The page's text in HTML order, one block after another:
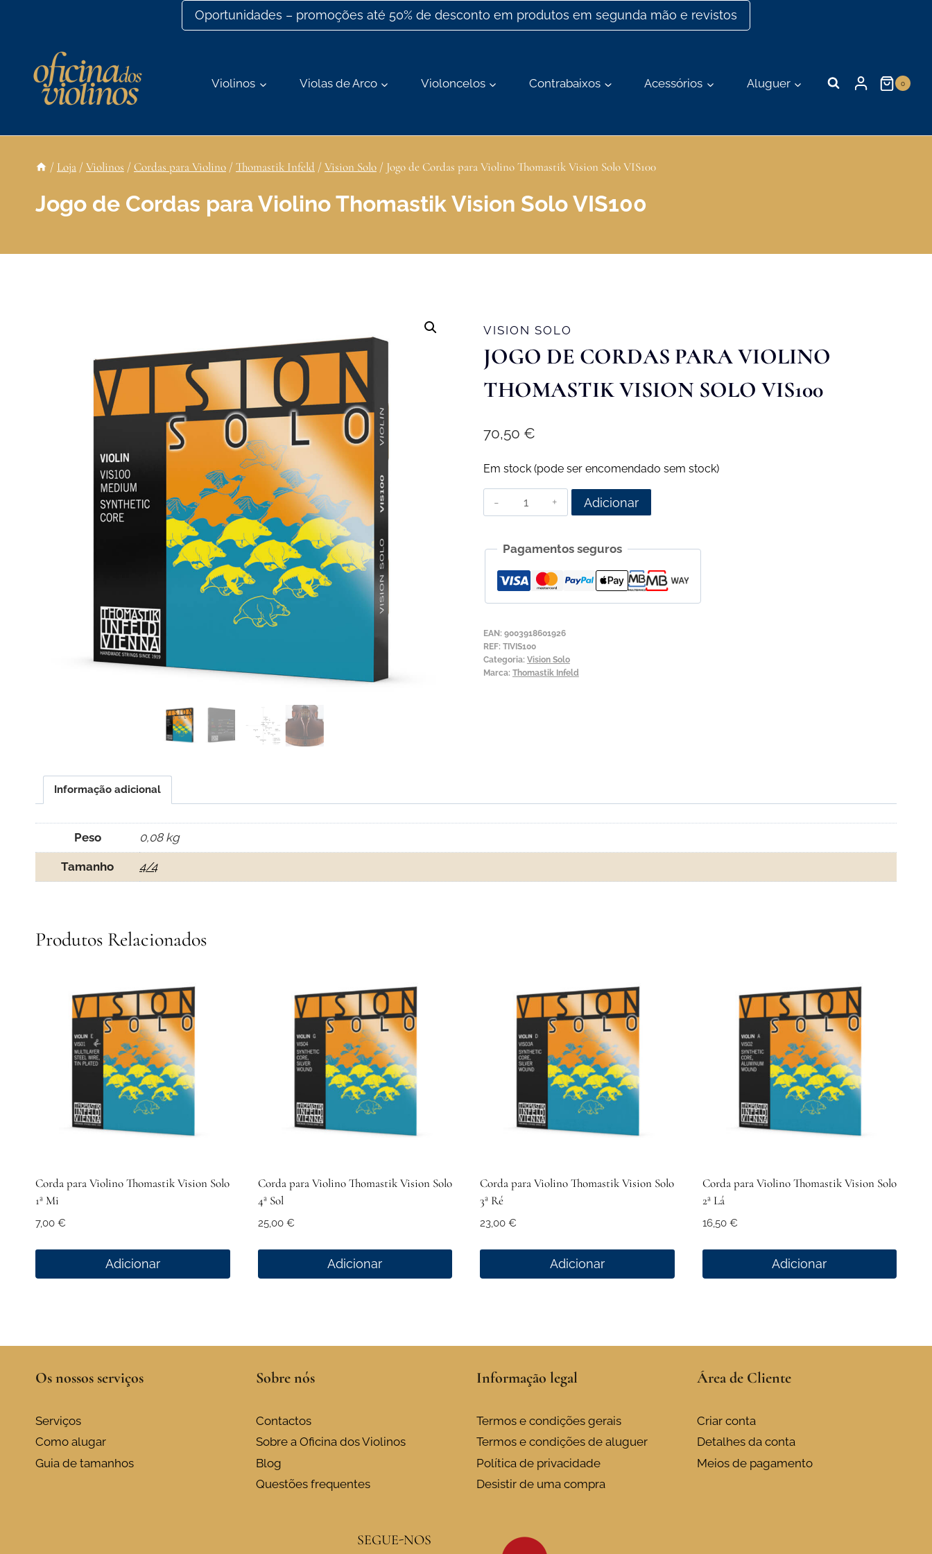
conteúdo
Oportunidades – promoções até 50% de desconto em produtos em segunda mão e revistos
Violinos Violas de Arco Violoncelos Contrabaixos Acessórios Aluguer 0
/ Loja /Violinos / Cordas para Violino /Thomastik Infeld /Vision Solo / Jogo de Cordas para Violino Thomastik Vision Solo VIS100
Jogo de Cordas para Violino Thomastik Vision Solo VIS100
VISION SOLO
JOGO DE CORDAS PARA VIOLINO
THOMASTIK VISION SOLO VIS100
70,50 €
Em stock (pode ser encomendado sem stock)
Quantidade
de
de
Cordas
para
Thomastik
Vision
Solo
Adicionar
Pagamentos seguros
EAN: 9003918601926
REF: TIVIS100
Categoria: Vision Solo
Marca: Thomastik Infeld
Informação adicional
Peso 0,08 kg
Tamanho 4/4
Produtos Relacionados
Corda para Violino Thomastik Vision Solo
1ª Mi
7,00 €
Adicionar
Corda para Violino Thomastik Vision Solo
4ª Sol
25,00 €
Adicionar
Corda para Violino Thomastik Vision Solo
3ª Ré
23,00 €
Adicionar
Corda para Violino Thomastik Vision Solo
2ª Lá
16,50 €
Adicionar
Os nossos serviços
Serviços
Como alugar
Guia de tamanhos
Sobre nós
Contactos
Sobre a Oficina dos Violinos
Blog
Questões frequentes
Informação legal
Termos e condições gerais
Termos e condições de aluguer
Política de privacidade
Desistir de uma compra
Área de Cliente
Criar conta
Detalhes da conta
Meios de pagamento
SEGUE-NOS